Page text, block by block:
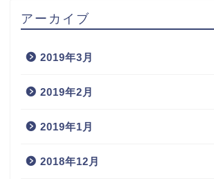
アーカイブ
2019年3月
2019年2月
2019年1月
2018年12月